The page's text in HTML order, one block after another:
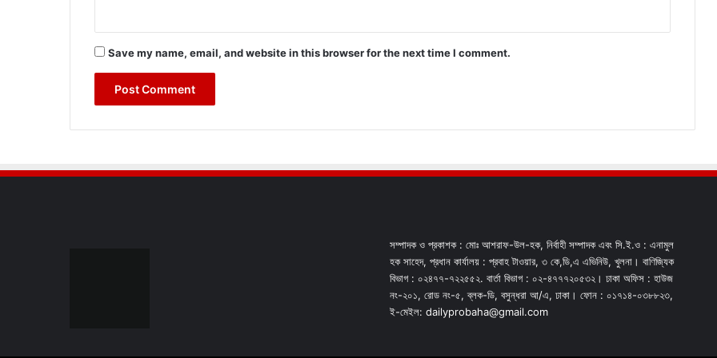
Save my name, email, and website in this browser for the next time I comment.
সম্পাদক ও প্রকাশক : মোঃ আশরাফ-উল-হক, নির্বাহী সম্পাদক এবং সি.ই.ও : এনামুল
হক সাহেদ, প্রধান কার্যালয় : প্রবাহ টাওয়ার, ৩ কে,ডি,এ এভিনিউ, খুলনা। বাণিজ্যিক
বিভাগ : ০২৪৭৭-৭২২৫৫২. বার্তা বিভাগ : ০২-৪৭৭৭২০৫৩২। ঢাকা অফিস : হাউজ
নং-২০১, রোড নং-৫, ব্লক-ডি, বসুন্ধরা আ/এ, ঢাকা। ফোন : ০১৭১৪-০৩৮৮২৩,
ই-মেইল: dailyprobaha@gmail.com